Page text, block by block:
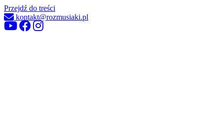
Przejdź do treści
kontakt@rozmusiaki.pl